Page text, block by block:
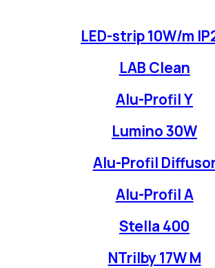
LED-strip 10W/m
LAB Clean
Alu-Profil Y
Lumino 30W
Alu-Profil
Alu-Profil A
Stella 400
NTrilby 17W M